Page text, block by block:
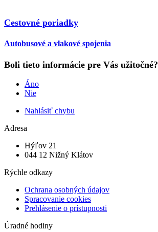
Cestovné poriadky
Autobusové a vlakové spojenia
Boli tieto informácie pre Vás užitočné?
Áno
Nie
Nahlásiť chybu
Adresa
Hýľov 21
044 12 Nižný Klátov
Rýchle odkazy
Ochrana osobných údajov
Spracovanie cookies
Prehlásenie o prístupnosti
Úradné hodiny